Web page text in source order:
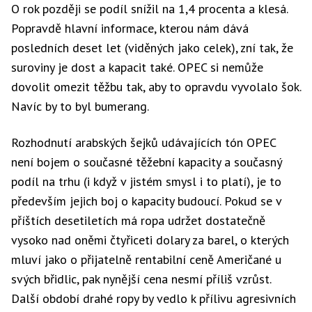
O rok později se podíl snížil na 1,4 procenta a klesá.
Popravdě hlavní informace, kterou nám dává
posledních deset let (viděných jako celek), zní tak, že
suroviny je dost a kapacit také. OPEC si nemůže
dovolit omezit těžbu tak, aby to opravdu vyvolalo šok.
Navíc by to byl bumerang.
Rozhodnutí arabských šejků udávajících tón OPEC
není bojem o současné těžební kapacity a současný
podíl na trhu (i když v jistém smysl i to platí), je to
především jejich boj o kapacity budoucí. Pokud se v
příštích desetiletích má ropa udržet dostatečně
vysoko nad oněmi čtyřiceti dolary za barel, o kterých
mluví jako o přijatelně rentabilní ceně Američané u
svých břidlic, pak nynější cena nesmí příliš vzrůst.
Další období drahé ropy by vedlo k přílivu agresivních